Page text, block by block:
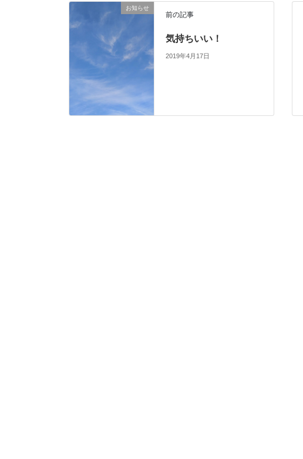
お知らせ
前の記事
気持ちいい！
2019年4月17日